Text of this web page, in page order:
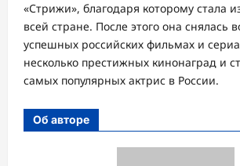
«Стрижи», благодаря которому стала
всей стране. После этого она снялась
успешных российских фильмах и
несколько престижных кинонаград и
самых популярных актрис в России.
Об авторе